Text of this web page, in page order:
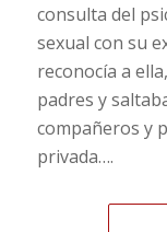
consulta del
sexual con su
reconocía a
padres y
compañeros y
privada….